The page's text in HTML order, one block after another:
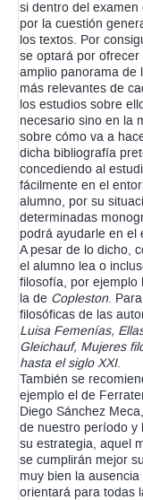
si dentro del
por la cuestión
los textos. Por
se optará por
amplio panorama de
más relevantes de
los estudios sobre
necesario sino en la
sobre cómo va a
dicha bibliografía
concediendo al
fácilmente en el
alumno, por su
determinadas
podrá ayudarle en el
A pesar de lo dicho,
el alumno lea o
filosofía, por ejemplo
la de Copleston.
filosóficas de las
Luisa Femenías,
Gleichauf, Mujeres
hasta el siglo XXI.
También se
ejemplo el de
Diego Sánchez
de nuestro período y
su estrategia, aquel
se cumplirán mejor
muy bien la
orientará para todas